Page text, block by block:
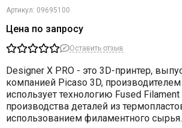
Артикул: 09695100
Цена по запросу
Оставить отзыв
Designer X PRO - это 3D-принтер,
компанией Picaso 3D,
использует технологию Fused
производства деталей из
использованием филаментного сырья.